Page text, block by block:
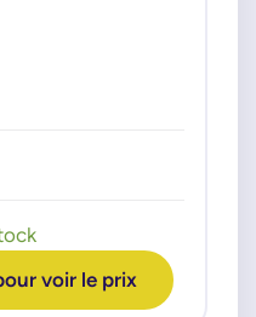
voir le prix